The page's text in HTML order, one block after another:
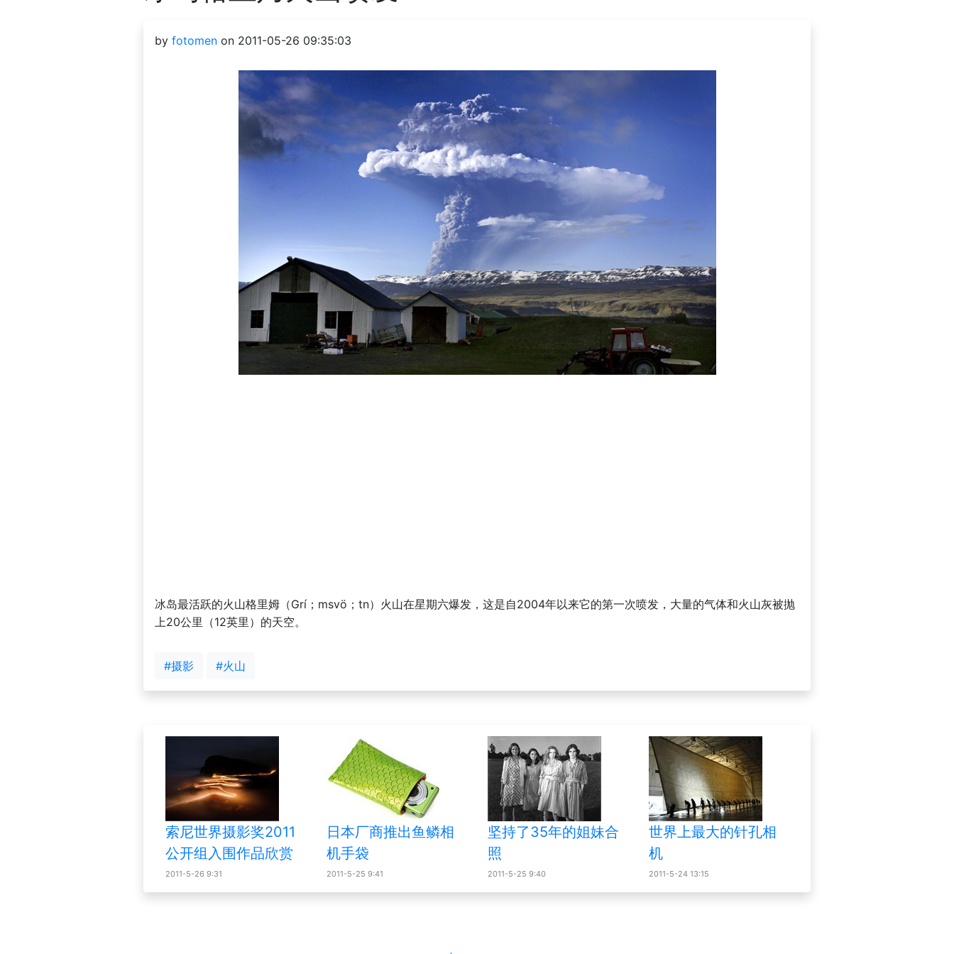
by fotomen on 2011-05-26 09:35:03
冰岛最活跃的火山格里姆（Grí；msvö；tn）火山在星期六爆发，这是自2004年以来它的第一次喷发，大量的气体和火山灰被抛
上20公里（12英里）的天空。
#摄影 #火山
索尼世界摄影奖2011
公开组入围作品欣赏
2011-5-26 9:31
日本厂商推出鱼鳞相
机手袋
2011-5-25 9:41
坚持了35年的姐妹合
照
2011-5-25 9:40
世界上最大的针孔相
机
2011-5-24 13:15